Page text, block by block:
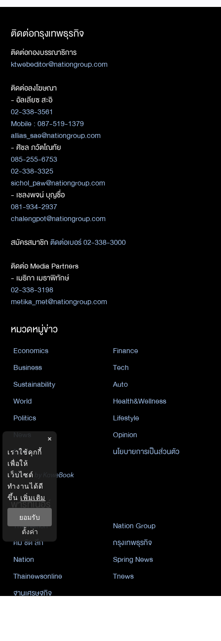
ติดต่อกรุงเทพธุรกิจ
ติดต่อกองบรรณาธิการ
ktwebeditor@nationgroup.com
ติดต่อลงโฆษณา
- อัลเลียซ สะอิ
02-338-3561
Mobile : 087-519-1379
allias_sae@nationgroup.com
- ศิชล ภวัตโณทัย
085-255-6753
02-338-3325
sichol_paw@nationgroup.com
- เชลงพจน์ บุญซื่อ
081-934-2937
chalengpot@nationgroup.com
สมัครสมาชิกติดต่อเบอร์ 02-338-3000
ติดต่อ Media Partners
- เมธิกา เมธาพิทักษ์
02-338-3198
metika_met@nationgroup.com
หมวดหมู่ข่าว
Economics
Finance
Business
Tech
Sustainability
Auto
World
Health&Wellness
Politics
Lifestyle
News
Opinion
Event
นโยบายการเป็นส่วนตัว
นิยาย
by KaweBook
พาร์ทเนอร์
The Nation
Nation Group
คม ชัด ลึก
กรุงเทพธุรกิจ
Nation
Spring News
Thainewsonline
Tnews
ฐานเศรษฐกิจ
×
เราใช้คุกกี้
เพื่อให้
เว็บไซต์
ทำงานได้ดี
ขึ้น เพิ่มเติม
ยอมรับ
ตั้งค่า